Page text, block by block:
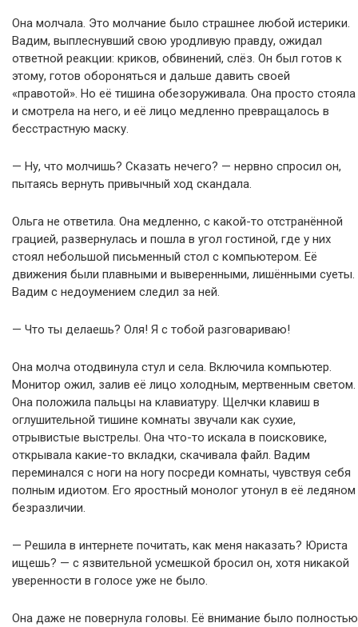
Она молчала. Это молчание было страшнее любой истерики.
Вадим, выплеснувший свою уродливую правду, ожидал
ответной реакции: криков, обвинений, слёз. Он был готов к
этому, готов обороняться и дальше давить своей
«правотой». Но её тишина обезоруживала. Она просто стояла
и смотрела на него, и её лицо медленно превращалось в
бесстрастную маску.
— Ну, что молчишь? Сказать нечего? — нервно спросил он,
пытаясь вернуть привычный ход скандала.
Ольга не ответила. Она медленно, с какой-то отстранённой
грацией, развернулась и пошла в угол гостиной, где у них
стоял небольшой письменный стол с компьютером. Её
движения были плавными и выверенными, лишёнными суеты.
Вадим с недоумением следил за ней.
— Что ты делаешь? Оля! Я с тобой разговариваю!
Она молча отодвинула стул и села. Включила компьютер.
Монитор ожил, залив её лицо холодным, мертвенным светом.
Она положила пальцы на клавиатуру. Щелчки клавиш в
оглушительной тишине комнаты звучали как сухие,
отрывистые выстрелы. Она что-то искала в поисковике,
открывала какие-то вкладки, скачивала файл. Вадим
переминался с ноги на ногу посреди комнаты, чувствуя себя
полным идиотом. Его яростный монолог утонул в её ледяном
безразличии.
— Решила в интернете почитать, как меня наказать? Юриста
ищешь? — с язвительной усмешкой бросил он, хотя никакой
уверенности в голосе уже не было.
Она даже не повернула головы. Её внимание было полностью